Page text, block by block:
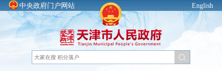
中央政府门户网站 English